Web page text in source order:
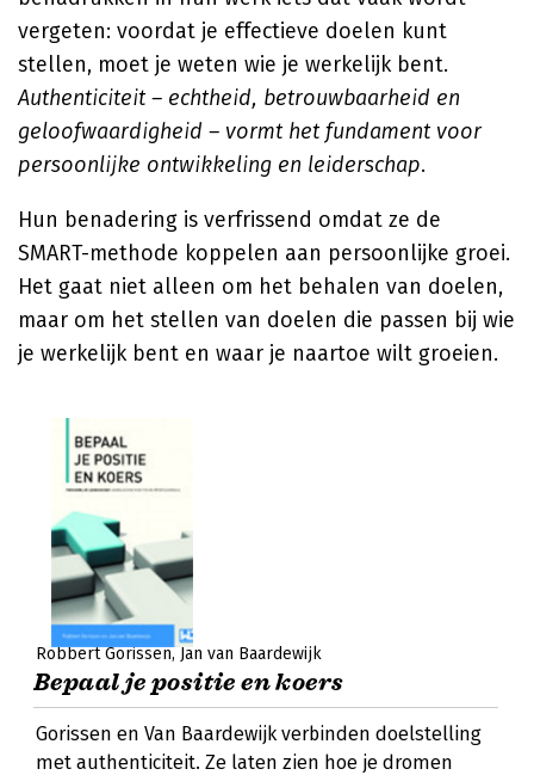
vergeten: voordat je effectieve doelen kunt
stellen, moet je weten wie je werkelijk bent.
Authenticiteit – echtheid, betrouwbaarheid en
geloofwaardigheid – vormt het fundament voor
persoonlijke ontwikkeling en leiderschap.
Hun benadering is verfrissend omdat ze de
SMART-methode koppelen aan persoonlijke groei.
Het gaat niet alleen om het behalen van doelen,
maar om het stellen van doelen die passen bij wie
je werkelijk bent en waar je naartoe wilt groeien.
Robbert Gorissen Jan van Baardewijk
Bepaal je positie en koers
Gorissen en Van Baardewijk verbinden doelstelling
met authenticiteit. Ze laten zien hoe je dromen